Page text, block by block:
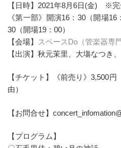
【日時】2021年8月6日(金) ※完
《第一部》開演16：30（開場
30（開場19：00）
【会場】
スペースDo（管楽器専
【出演】秋元茉里、大塲なつき
【チケット】《前売り》3,500
由）
【お問合せ】
【プログラム】